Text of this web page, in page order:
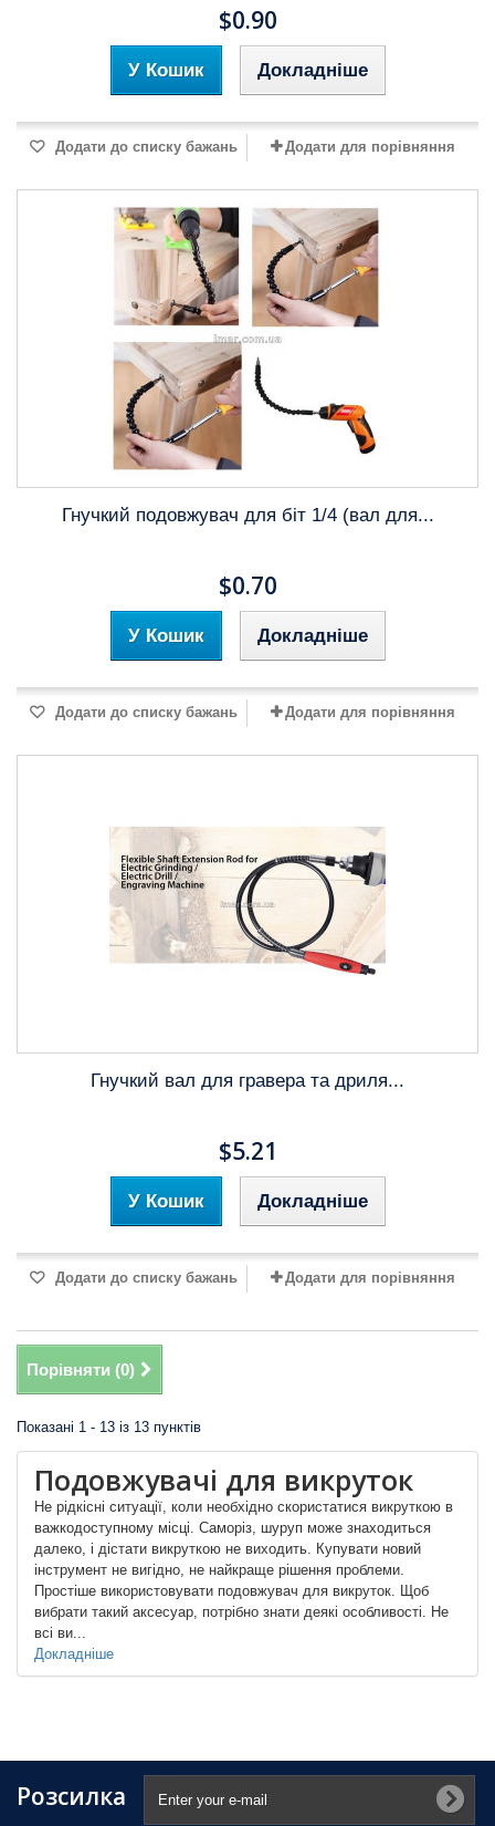
$0.90
У Кошик Докладніше
Додати до списку бажань Додати для порівняння
Гнучкий подовжувач для біт 1/4 (вал для...
$0.70
У Кошик Докладніше
Додати до списку бажань Додати для порівняння
Гнучкий вал для гравера та дриля...
$5.21
У Кошик Докладніше
Додати до списку бажань Додати для порівняння
Порівняти (0)
Показані 1 - 13 із 13 пунктів
Подовжувачі для викруток
Не рідкісні ситуації, коли необхідно скористатися викруткою в
важкодоступному місці. Саморіз, шуруп може знаходиться
далеко, і дістати викруткою не виходить. Купувати новий
інструмент не вигідно, не найкраще рішення проблеми.
Простіше використовувати подовжувач для викруток. Щоб
вибрати такий аксесуар, потрібно знати деякі особливості. Не
всі ви...
Докладніше
Розсилка